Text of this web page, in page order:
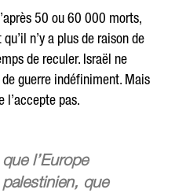
50 ou 60 000 morts,
n’y a plus de raison de
de reculer. Israël ne
guerre indéfiniment. Mais
l’accepte pas.
l’Europe
que